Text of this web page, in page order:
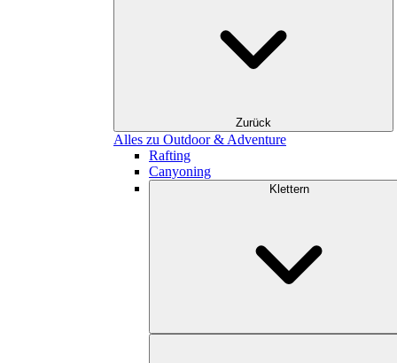
Zurück
Alles zu Outdoor & Adventure
Rafting
Canyoning
Klettern